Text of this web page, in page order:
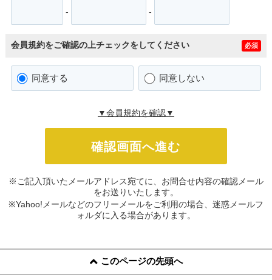
- -
会員規約をご確認の上チェックをしてください 必須
同意する 同意しない
▼会員規約を確認▼
※ご記入頂いたメールアドレス宛てに、お問合せ内容の確認メール
をお送りいたします。
※Yahoo!メールなどのフリーメールをご利用の場合、迷惑メールフ
ォルダに入る場合があります。
このページの先頭へ